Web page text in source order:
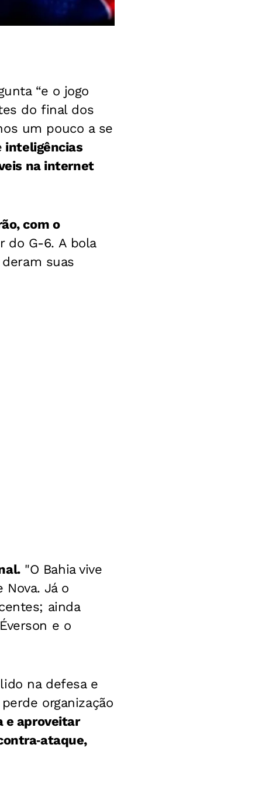
“e o jogo
do final dos
um pouco a se
inteligências
na internet
com o
do G-6. A bola
suas
"O Bahia vive
Nova. Já o
ainda
e o
na defesa e
organização
e aproveitar